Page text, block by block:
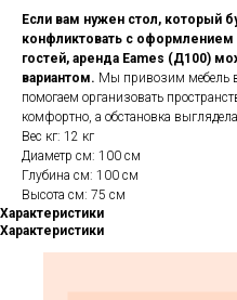
Если вам нужен стол, который
конфликтовать с
гостей, аренда Eames (Д100)
вариантом. Мы привозим мебель
помогаем организовать
комфортно, а обстановка
Вес кг: 12 кг
Диаметр см: 100 см
Глубина см: 100 см
Высота см: 75 см
Характеристики
Характеристики